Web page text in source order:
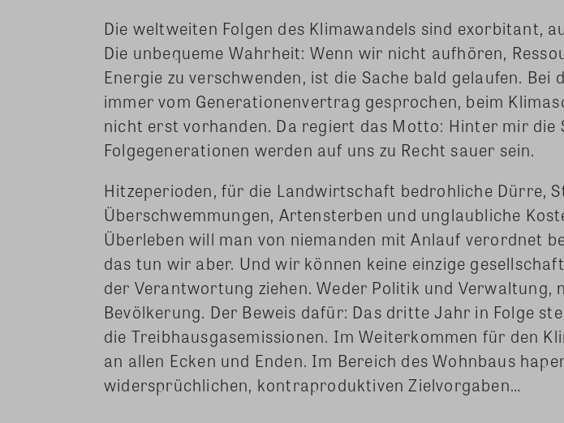
Die weltweiten Folgen des Klimawandels sind exorbitant,
Die unbequeme Wahrheit: Wenn wir nicht aufhören,
Energie zu verschwenden, ist die Sache bald gelaufen. Bei
immer vom Generationenvertrag gesprochen, beim
nicht erst vorhanden. Da regiert das Motto: Hinter mir die
Folgegenerationen werden auf uns zu Recht sauer sein.
Hitzeperioden, für die Landwirtschaft bedrohliche Dürre,
Überschwemmungen, Artensterben und unglaubliche
Überleben will man von niemanden mit Anlauf verordnet
das tun wir aber. Und wir können keine einzige
der Verantwortung ziehen. Weder Politik und Verwaltung,
Bevölkerung. Der Beweis dafür: Das dritte Jahr in Folge
die Treibhausgasemissionen. Im Weiterkommen für den
an allen Ecken und Enden. Im Bereich des Wohnbaus
widersprüchlichen, kontraproduktiven Zielvorgaben…